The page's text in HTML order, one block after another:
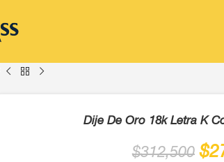
Dije De Oro 18k Letra K
$312,500 $